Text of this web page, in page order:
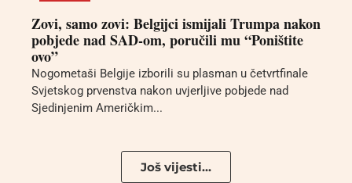
Zovi, samo zovi: Belgijci ismijali Trumpa nakon
pobjede nad SAD-om, poručili mu “Poništite
ovo”
Nogometaši Belgije izborili su plasman u četvrtfinale
Svjetskog prvenstva nakon uvjerljive pobjede nad
Sjedinjenim Američkim...
Još vijesti...